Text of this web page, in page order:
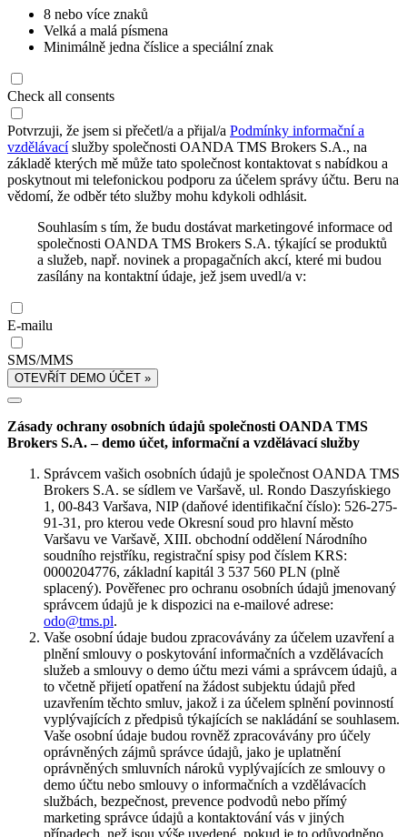
8 nebo více znaků
Velká a malá písmena
Minimálně jedna číslice a speciální znak
Check all consents
Potvrzuji, že jsem si přečetl/a a přijal/a Podmínky informační a
vzdělávacíslužby společnosti OANDA TMS Brokers S.A., na
základě kterých mě může tato společnost kontaktovat s nabídkou a
poskytnout mi telefonickou podporu za účelem správy účtu. Beru na
vědomí, že odběr této služby mohu kdykoli odhlásit.
Souhlasím s tím, že budu dostávat marketingové informace od
společnosti OANDA TMS Brokers S.A. týkající se produktů
a služeb, např. novinek a propagačních akcí, které mi budou
zasílány na kontaktní údaje, jež jsem uvedl/a v:
E-mailu
SMS/MMS
OTEVŘÍT DEMO ÚČET »
Zásady ochrany osobních údajů společnosti OANDA TMS
Brokers S.A. – demo účet, informační a vzdělávací služby
Správcem vašich osobních údajů je společnost OANDA TMS
Brokers S.A. se sídlem ve Varšavě, ul. Rondo Daszyńskiego
1, 00-843 Varšava, NIP (daňové identifikační číslo): 526-275-
91-31, pro kterou vede Okresní soud pro hlavní město
Varšavu ve Varšavě, XIII. obchodní oddělení Národního
soudního rejstříku, registrační spisy pod číslem KRS:
0000204776, základní kapitál 3 537 560 PLN (plně
splacený). Pověřenec pro ochranu osobních údajů jmenovaný
správcem údajů je k dispozici na e-mailové adrese:
odo@tms.pl.
Vaše osobní údaje budou zpracovávány za účelem uzavření a
plnění smlouvy o poskytování informačních a vzdělávacích
služeb a smlouvy o demo účtu mezi vámi a správcem údajů, a
to včetně přijetí opatření na žádost subjektu údajů před
uzavřením těchto smluv, jakož i za účelem splnění povinností
vyplývajících z předpisů týkajících se nakládání se souhlasem.
Vaše osobní údaje budou rovněž zpracovávány pro účely
oprávněných zájmů správce údajů, jako je uplatnění
oprávněných smluvních nároků vyplývajících ze smlouvy o
demo účtu nebo smlouvy o informačních a vzdělávacích
službách, bezpečnost, prevence podvodů nebo přímý
marketing správce údajů a kontaktování vás v jiných
případech, než jsou výše uvedené, pokud je to odůvodněno